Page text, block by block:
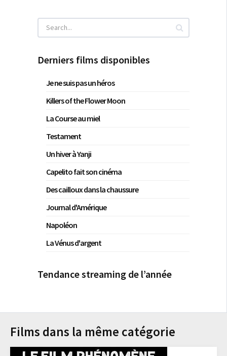
Derniers films disponibles
Je ne suis pas un héros
Killers of the Flower Moon
La Course au miel
Testament
Un hiver à Yanji
Capelito fait son cinéma
Des cailloux dans la chaussure
Journal d'Amérique
Napoléon
La Vénus d'argent
Tendance streaming de l’année
Films dans la même catégorie